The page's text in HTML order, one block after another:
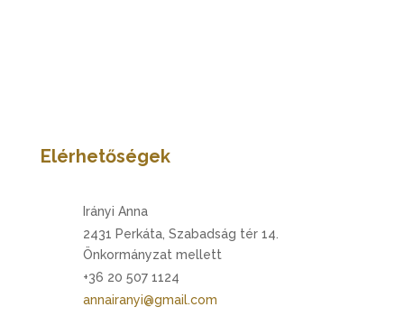
Elérhetőségek
Irányi Anna
2431 Perkáta, Szabadság tér 14.
Önkormányzat mellett
+36 20 507 1124
annairanyi@gmail.com